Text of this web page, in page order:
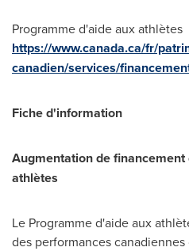
Programme d'aide aux athlètes
https://www.canada.ca/fr/
canadien/services/
Fiche d'information
Augmentation de
athlètes
Le Programme d'aide aux
des performances